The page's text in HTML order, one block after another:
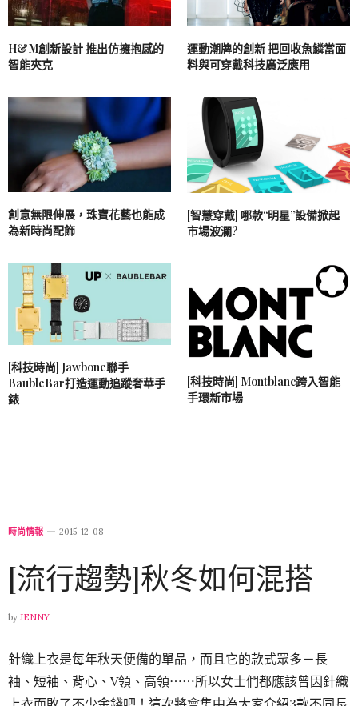
H&M創新設計 推出仿擁抱感的
智能夾克
運動潮牌的創新 把回收魚鱗當面
料與可穿戴科技廣泛應用
創意無限伸展，珠寶花藝也能成
為新時尚配飾
[智慧穿戴] 哪款“明星”設備掀起
市場波瀾?
[科技時尚] Jawbone聯手
BaubleBar打造運動追蹤奢華手
錶
[科技時尚] Montblanc跨入智能
手環新市場
時尚情報 2015-12-08
[流行趨勢]秋冬如何混搭
by JENNY
針織上衣是每年秋天便備的單品，而且它的款式眾多－長
袖、短袖、背心、V領、高領⋯⋯所以女士們都應該曾因針織